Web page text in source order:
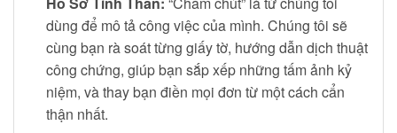
dùng để mô tả công việc của mình. Chúng tôi sẽ
cùng bạn rà soát từng giấy tờ, hướng dẫn dịch thuật
công chứng, giúp bạn sắp xếp những tấm ảnh kỷ
niệm, và thay bạn điền mọi đơn từ một cách cẩn
thận nhất.